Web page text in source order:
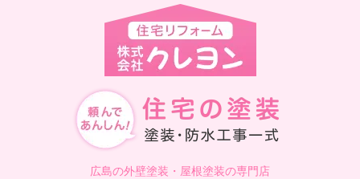
広島の外壁塗装・屋根塗装の専門店